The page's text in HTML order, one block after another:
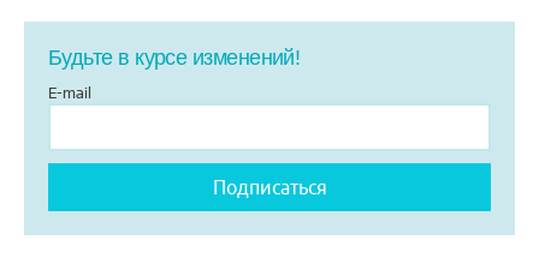
Будьте в курсе изменений!
E-mail